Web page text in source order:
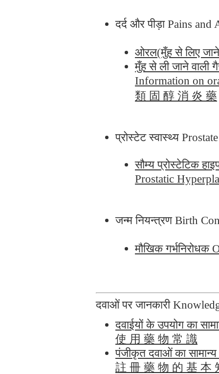
दर्द और पीड़ा Pains
ओरल(मुँह से लिए
मुँह से ली जाने वाली
Information on
類 固 醇 消 炎 藥
प्रोस्टेट स्वास्थ्य
सौम्य प्रोस्टेटिक
Prostatic
जन्म नियन्त्रण Birth
मौखिक
दवाओं पर जानकारी
दवाईयों के उपयोग का
使 用 藥 物 常 識
पंजीकृत दवाओं का
註 冊 藥 物 的 基 本